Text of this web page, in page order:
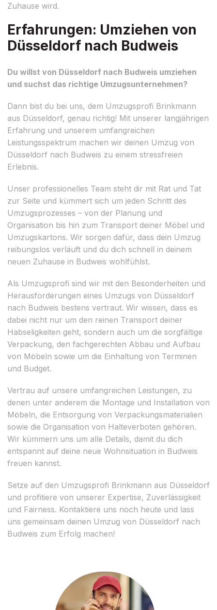
Zuhause wird.
Erfahrungen: Umziehen von
Düsseldorf nach Budweis
Du willst von Düsseldorf nach Budweis umziehen
und suchst das richtige Umzugsunternehmen?
Dann bist du bei uns, dem Umzugsprofi Brinkmann
aus Düsseldorf, genau richtig! Mit unserer langjährigen
Erfahrung und unserem umfangreichen
Leistungsspektrum machen wir deinen Umzug von
Düsseldorf nach Budweis zu einem stressfreien
Erlebnis.
Unser professionelles Team steht dir mit Rat und Tat
zur Seite und kümmert sich um jeden Schritt des
Umzugsprozesses – von der Planung und
Organisation bis hin zum Transport deiner Möbel und
Umzugskartons. Wir sorgen dafür, dass dein Umzug
reibungslos verläuft und du dich schnell in deinem
neuen Zuhause in Budweis wohlfühlst.
Als Umzugsprofi sind wir mit den Besonderheiten und
Herausforderungen eines Umzugs von Düsseldorf
nach Budweis bestens vertraut. Wir wissen, dass es
dabei nicht nur um den reinen Transport deiner
Habseligkeiten geht, sondern auch um die sorgfältige
Verpackung, den fachgerechten Abbau und Aufbau
von Möbeln sowie um die Einhaltung von Terminen
und Budget.
Vertrau auf unsere umfangreichen Leistungen, zu
denen unter anderem die Montage und Installation von
Möbeln, die Entsorgung von Verpackungsmaterialien
sowie die Organisation von Halteverboten gehören.
Wir kümmern uns um alle Details, damit du dich
entspannt auf deine neue Wohnsituation in Budweis
freuen kannst.
Setze auf den Umzugsprofi Brinkmann aus Düsseldorf
und profitiere von unserer Expertise, Zuverlässigkeit
und Fairness. Kontaktiere uns noch heute und lass
uns gemeinsam deinen Umzug von Düsseldorf nach
Budweis zum Erfolg machen!